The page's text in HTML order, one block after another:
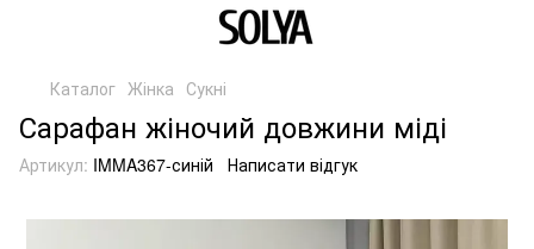
Каталог Жінка Сукні
Сарафан жіночий довжини міді
Артикул: IMMA367-синій Написати відгук